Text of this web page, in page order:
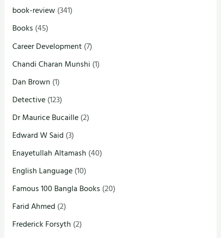
book-review(341)
Books (45)
Career Development(7)
Chandi Charan Munshi (1)
Dan Brown (1)
Detective(123)
Dr Maurice Bucaille(2)
Edward W Said (3)
Enayetullah Altamash (40)
English Language(10)
Famous 100 Bangla Books (20)
Farid Ahmed (2)
Frederick Forsyth (2)